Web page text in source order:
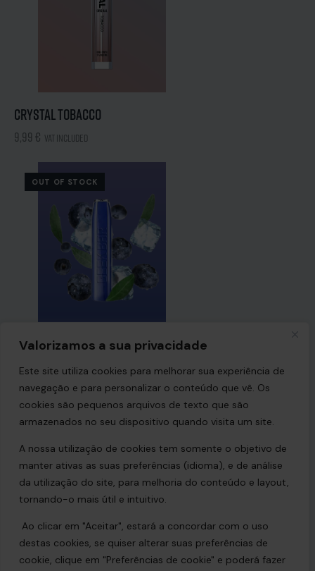
Valorizamos a sua privacidade
Este site utiliza cookies para melhorar sua experiência de
navegação e para personalizar o conteúdo que vê. Os
cookies são pequenos arquivos de texto que são
armazenados no seu dispositivo quando visita um site.
A nossa utilização de cookies tem somente o objetivo de
manter ativas as suas preferências (idioma), e de análise
da utilização do site, para melhoria do conteúdo e layout,
tornando-o mais útil e intuitivo.
Ao clicar em "Aceitar", estará a concordar com o uso
destas cookies, se quiser alterar suas preferências de
cookie, clique em "Preferências de cookie" e poderá fazer
Crystal Tobacco
9,99 € VAT included
OUT OF STOCK
9,99€–99,90 € VAT included